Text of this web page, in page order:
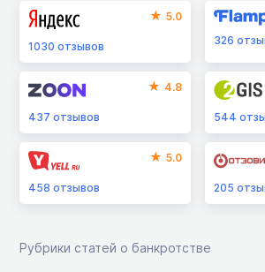
5.0
1030 отзывов
326
4.8
437 отзывов 544
5.0
458 отзывов 205
Рубрики статей о банкротстве